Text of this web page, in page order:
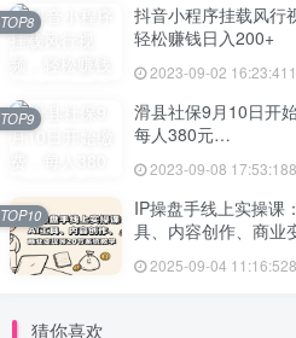
抖音小程序挂载风行
轻松赚钱日入200+
2023-09-02 16:23:41
TOP8
滑县社保9月10日开
每人380元…
2023-09-08 17:53:18
TOP9
IP操盘手线上实操课
具、内容创作、商业
2025-09-04 11:16:52
TOP10
猜你喜欢